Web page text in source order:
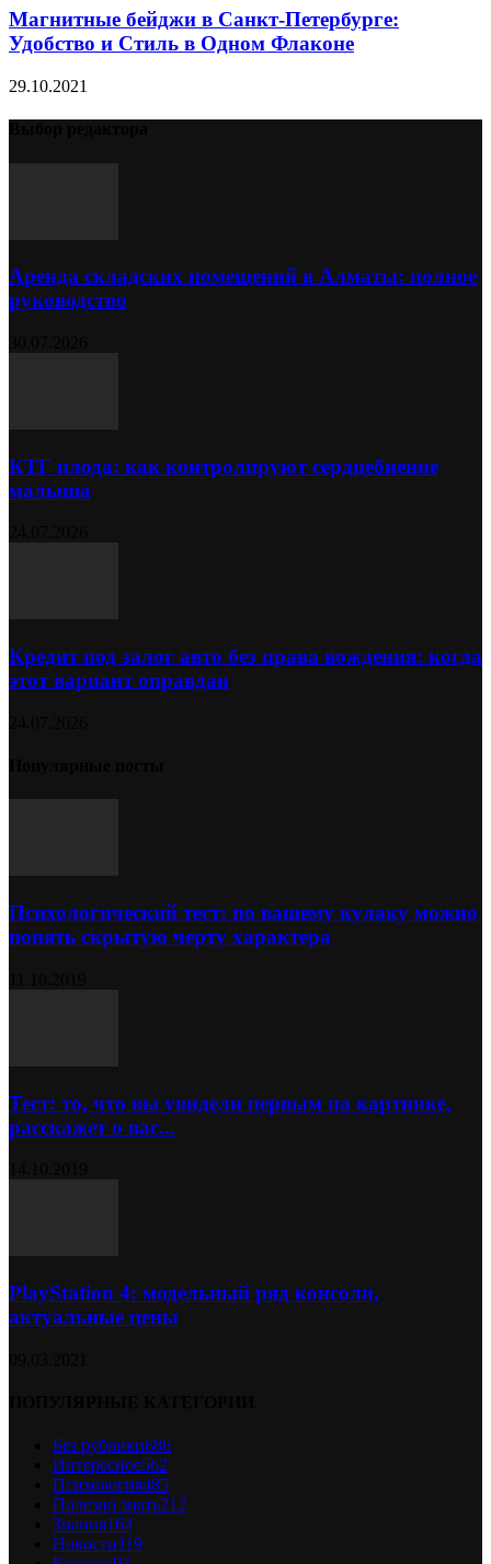
Магнитные бейджи в Санкт-Петербурге:
Удобство и Стиль в Одном Флаконе
29.10.2021
Аренда складских помещений в Алматы: полное
руководство
КТГ плода: как контролируют сердцебиение
малыша
Кредит под залог авто без права вождения: когда
этот вариант оправдан
Психологический тест: по вашему кулаку можно
понять скрытую черту характера
Тест: то, что вы увидели первым на картинке,
расскажет о вас...
PlayStation 4: модельный ряд консоли,
актуальные цены
Без рубрики686
Интересное562
Психология485
Полезно знать212
Знания164
Новости119